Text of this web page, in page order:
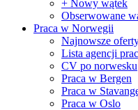
+ Nowy wątek
Obserwowane
Praca w Norwegii
Najnowsze
Lista agencji
CV po norwesku
Praca w Bergen
Praca w
Praca w Oslo